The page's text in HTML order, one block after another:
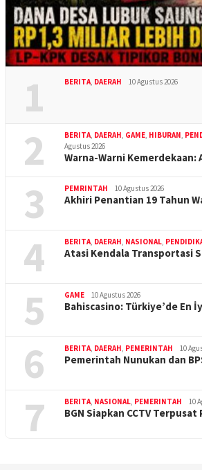
1 BERITA DAERAH 10 Agustus 2026
2 BERITA DAERAH GAME HIBURAN
Agustus 2026
Warna-Warni Kemerdekaan:
3 PEMRINTAH 10 Agustus 2026
Akhiri Penantian 19 Tahun
4 BERITA DAERAH NASIONAL
Atasi Kendala Transportasi
5 GAME 10 Agustus 2026
Bahiscasino: Türkiye’de En
6 BERITA DAERAH PEMERINTAH 10
Pemerintah Nunukan dan
7 BERITA NASIONAL PEMERINTAH 10
BGN Siapkan CCTV